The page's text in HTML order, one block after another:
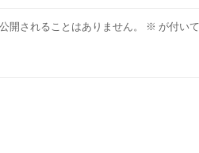
開されることはありません。 ※ が付い